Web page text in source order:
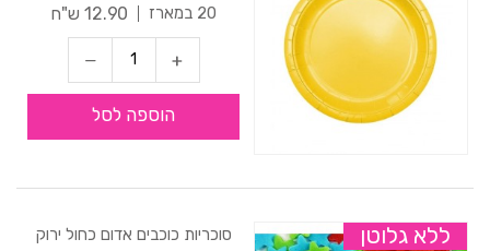
20 במארז
12.90 ש"ח
הוספה לסל
ללא גלוטן
סוכריות כוכבים אדום כחול ירוק